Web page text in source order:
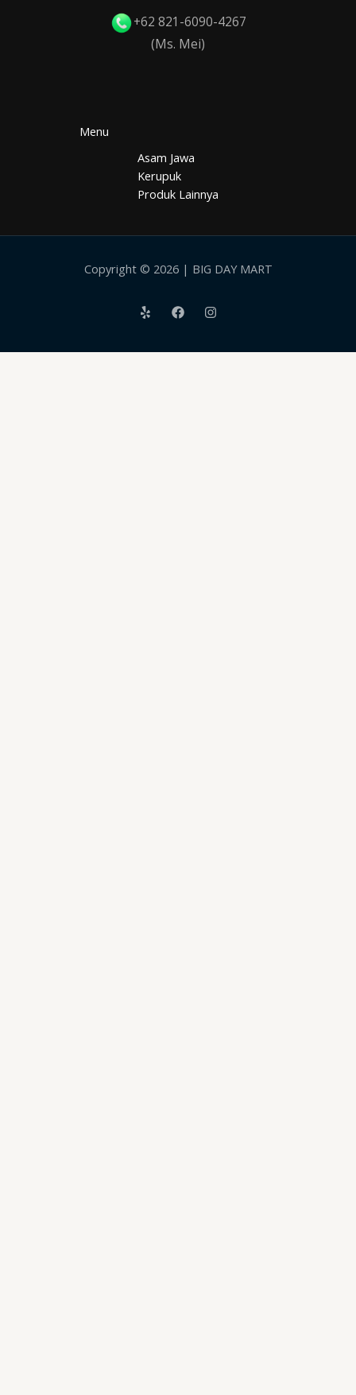
+62 821-6090-4267
(Ms. Mei)
Menu
Asam Jawa
Kerupuk
Produk Lainnya
Copyright © 2026 | BIG DAY MART